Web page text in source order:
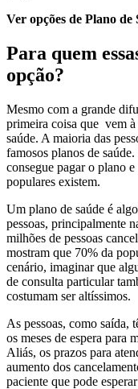
Ver opções de Plano de
Para quem
opção?
Mesmo com a grande
primeira coisa que vem à
saúde. A maioria das
famosos planos de
consegue pagar o plano
populares existem.
Um plano de saúde é
pessoas, principalmente
milhões de pessoas
mostram que 70% da
cenário, imaginar que
de consulta particular
costumam ser altíssimos.
As pessoas, como saída,
os meses de espera para
Aliás, os prazos para
aumento dos
paciente que pode